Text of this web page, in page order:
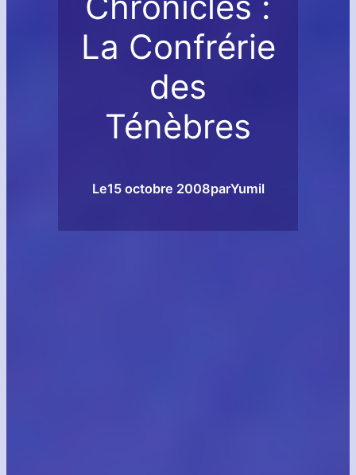
La Confrérie
des
Ténèbres
Le15 octobre 2008parYumil